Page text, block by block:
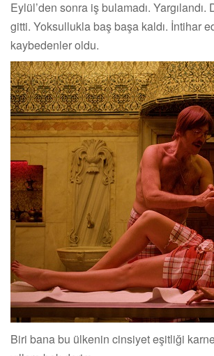
Eylül’den sonra iş bulamadı. Yargılandı.
gitti. Yoksullukla baş başa kaldı. İntihar
kaybedenler oldu.
Biri bana bu ülkenin cinsiyet eşitliği